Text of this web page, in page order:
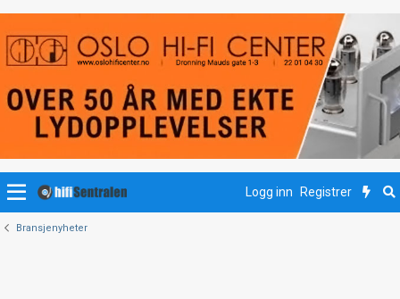
Logg inn Registrer
Bransjenyheter